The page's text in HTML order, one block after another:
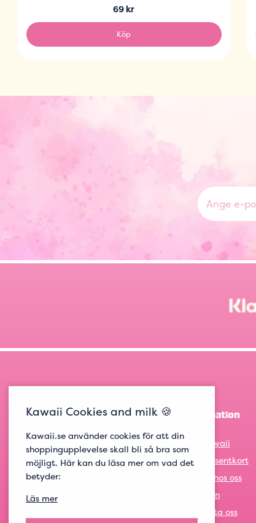
69 kr
Köp
Information
Om Kawaii
Om presentkort
Jobba hos oss
Logga in
Kontakta oss
Kawaii Cookies and milk 🍪
Kawaii.se använder cookies för att din
shoppingupplevelse skall bli så bra som
möjligt. Här kan du läsa mer om vad det
betyder:
Läs mer